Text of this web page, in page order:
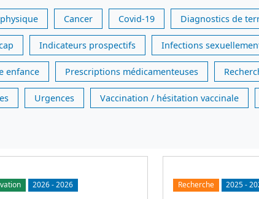
Cancer Covid-19 Diagnostics de
Indicateurs prospectifs Infections
enfance Prescriptions médicamenteuses
Urgences Vaccination / hésitation vaccinale
2026-2026 Recherche 2025-